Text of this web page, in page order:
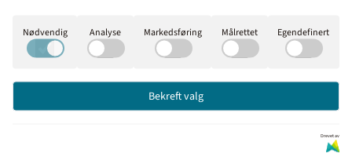
Kan tyverimerker fjernes?Merkene kan forsøkes fjernet, men
Nødvendig Analyse Markedsføring Målrettet Egendefinert
Bekreft valg
Drevet av